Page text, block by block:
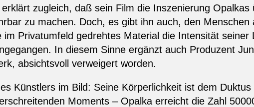
zugleich, daß sein Film die Inszenierung Opalkas
zu machen. Doch, es gibt ihn auch, den Menschen
Privatumfeld gedrehtes Material die Intensität seiner
In diesem Sinne ergänzt auch Produzent
absichtsvoll verweigert worden.
Künstlers im Bild: Seine Körperlichkeit ist dem Duktus
Moments – Opalka erreicht die Zahl